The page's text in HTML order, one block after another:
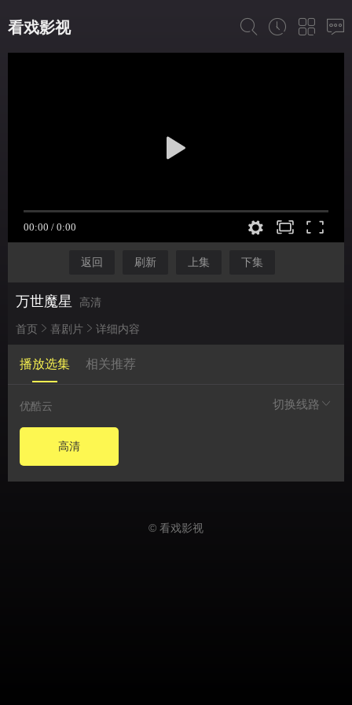
看戏影视
返回 刷新 上集 下集
万世魔星 高清
首页 喜剧片 详细内容
播放选集 相关推荐
切换线路
优酷云
高清
© 看戏影视